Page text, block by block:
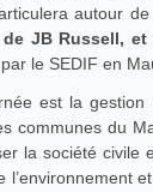
autour de
JB Russell, et
le SEDIF en
au
communes du
la société
l’environnement